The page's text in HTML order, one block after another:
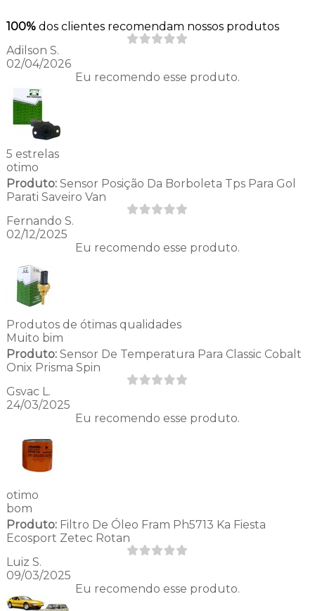
100% dos clientes recomendam nossos produtos
Adilson S.
02/04/2026
Eu recomendo esse produto.
5 estrelas
otimo
Produto:Sensor Posição Da Borboleta Tps Para Gol
Parati Saveiro Van
Fernando S.
02/12/2025
Eu recomendo esse produto.
Produtos de ótimas qualidades
Muito bim
Produto:Sensor De Temperatura Para Classic Cobalt
Onix Prisma Spin
Gsvac L.
24/03/2025
Eu recomendo esse produto.
otimo
bom
Produto:Filtro De Óleo Fram Ph5713 Ka Fiesta
Ecosport Zetec Rotan
Luiz S.
09/03/2025
Eu recomendo esse produto.